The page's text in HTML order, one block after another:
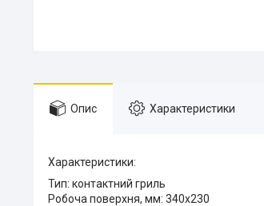
Опис Характеристики
Характеристики:
Тип: контактний гриль
Робоча поверхня, мм: 340х230